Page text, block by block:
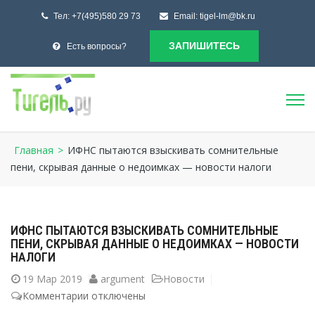
Тел: +7(495)580 29 73 Email: tigel-lm@bk.ru
Есть вопросы? ЗАПИШИТЕСЬ
Главная > ИФНС пытаются взыскивать сомнительные
пени, скрывая данные о недоимках — новости налоги
ИФНС ПЫТАЮТСЯ ВЗЫСКИВАТЬ СОМНИТЕЛЬНЫЕ
ПЕНИ, СКРЫВАЯ ДАННЫЕ О НЕДОИМКАХ — НОВОСТИ
НАЛОГИ
19 Мар 2019 argument
Новости
Комментарии котключены